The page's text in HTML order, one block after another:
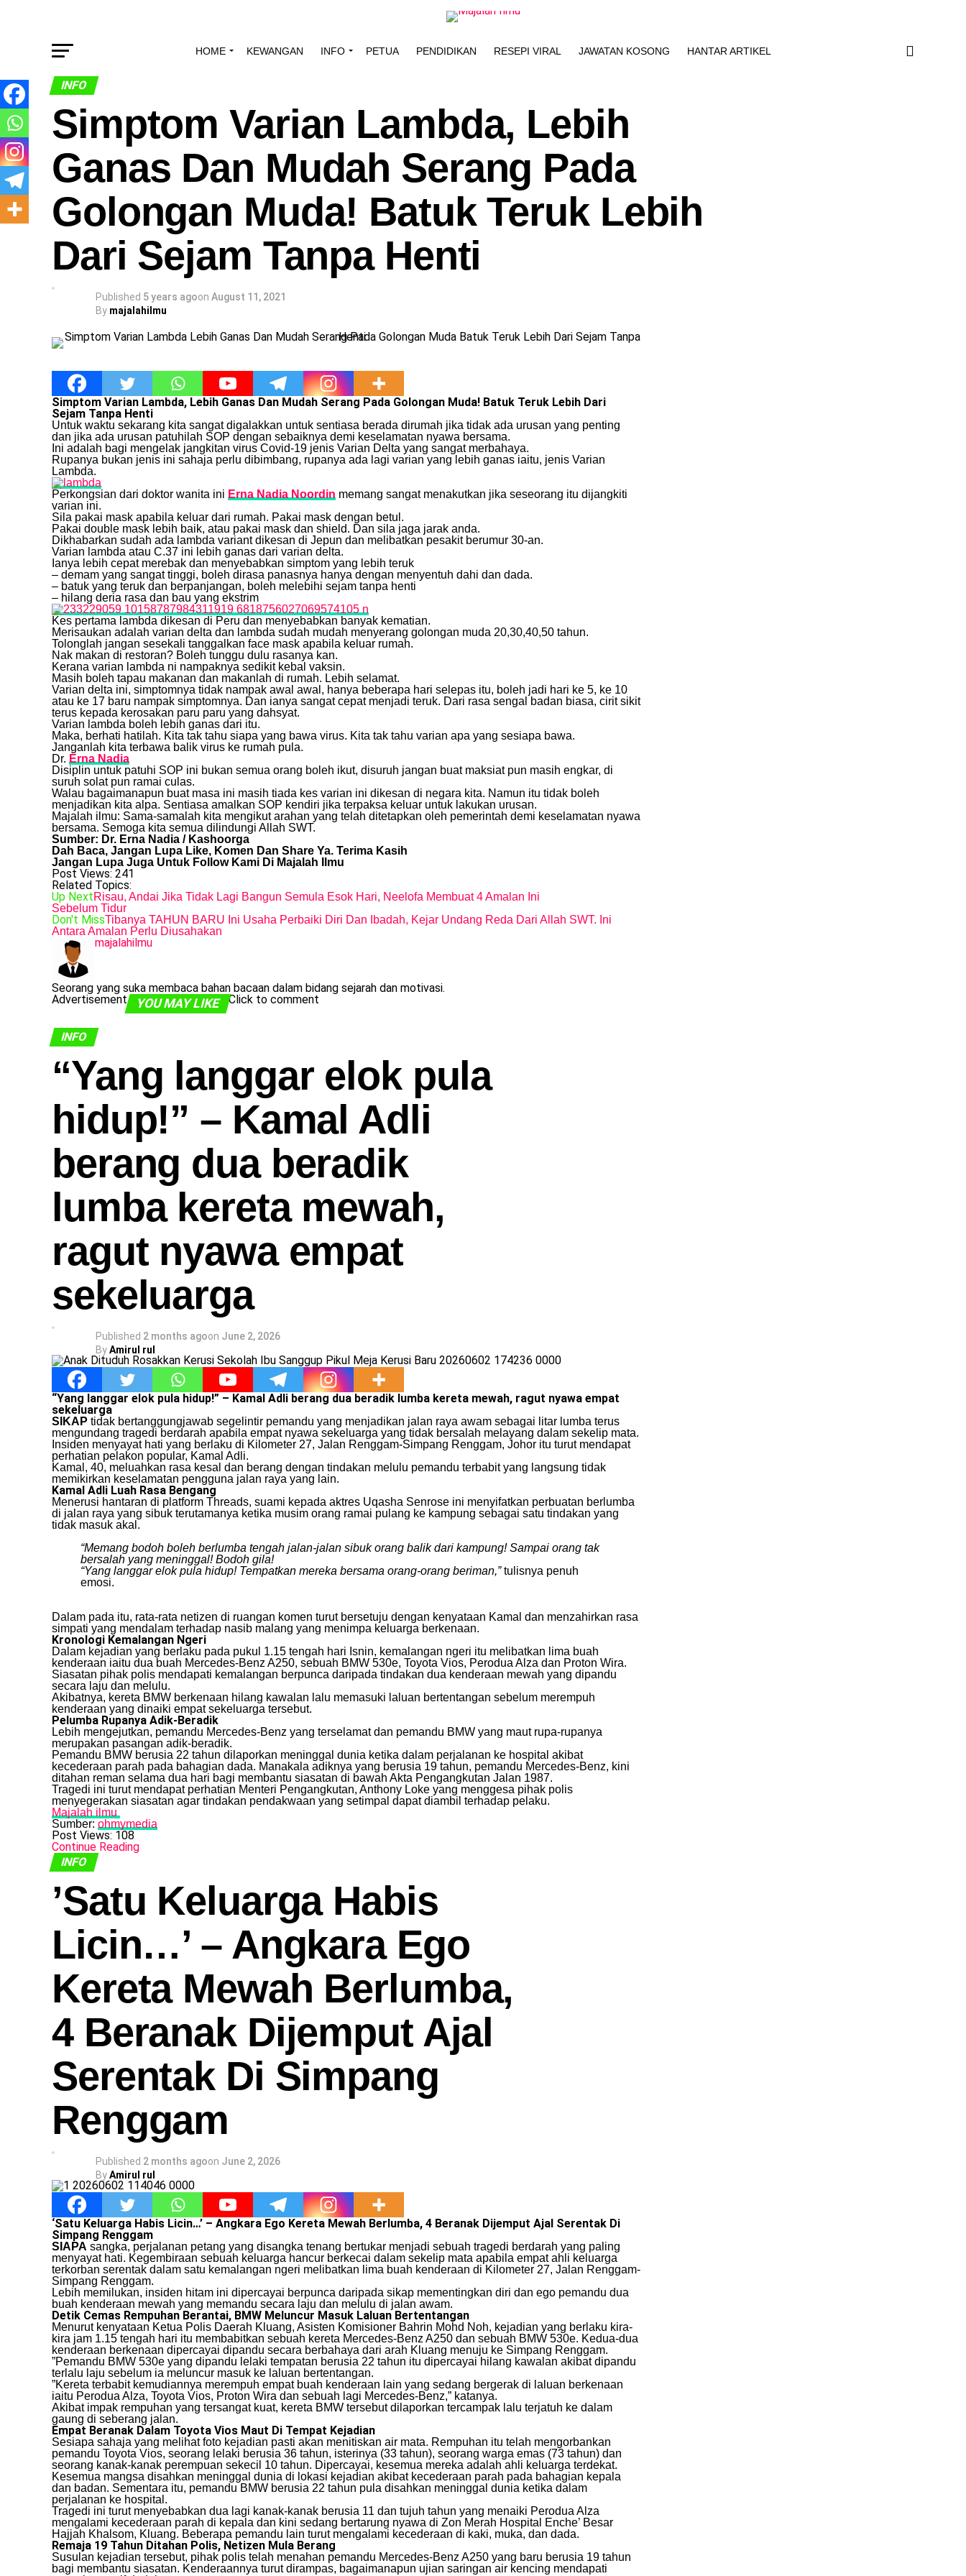
HOME KEWANGAN INFO PETUA PENDIDIKAN RESEPI VIRAL JAWATAN KOSONG HANTAR ARTIKEL
INFO
Simptom Varian Lambda, Lebih
Ganas Dan Mudah Serang Pada
Golongan Muda! Batuk Teruk Lebih
Dari Sejam Tanpa Henti
Published 5 years agoon August 11, 2021
By majalahilmu
Simptom Varian Lambda, Lebih Ganas Dan Mudah Serang Pada Golongan Muda! Batuk Teruk Lebih Dari
Sejam Tanpa Henti
Untuk waktu sekarang kita sangat digalakkan untuk sentiasa berada dirumah jika tidak ada urusan yang penting
dan jika ada urusan patuhilah SOP dengan sebaiknya demi keselamatan nyawa bersama.
Ini adalah bagi mengelak jangkitan virus Covid-19 jenis Varian Delta yang sangat merbahaya.
Rupanya bukan jenis ini sahaja perlu dibimbang, rupanya ada lagi varian yang lebih ganas iaitu, jenis Varian
Lambda.
Perkongsian dari doktor wanita ini Erna Nadia Noordin memang sangat menakutkan jika seseorang itu dijangkiti
varian ini.
Sila pakai mask apabila keluar dari rumah. Pakai mask dengan betul.
Pakai double mask lebih baik, atau pakai mask dan shield. Dan sila jaga jarak anda.
Dikhabarkan sudah ada lambda variant dikesan di Jepun dan melibatkan pesakit berumur 30-an.
Varian lambda atau C.37 ini lebih ganas dari varian delta.
Ianya lebih cepat merebak dan menyebabkan simptom yang lebih teruk
– demam yang sangat tinggi, boleh dirasa panasnya hanya dengan menyentuh dahi dan dada.
– batuk yang teruk dan berpanjangan, boleh melebihi sejam tanpa henti
– hilang deria rasa dan bau yang ekstrim
Kes pertama lambda dikesan di Peru dan menyebabkan banyak kematian.
Merisaukan adalah varian delta dan lambda sudah mudah menyerang golongan muda 20,30,40,50 tahun.
Tolonglah jangan sesekali tanggalkan face mask apabila keluar rumah.
Nak makan di restoran? Boleh tunggu dulu rasanya kan.
Kerana varian lambda ni nampaknya sedikit kebal vaksin.
Masih boleh tapau makanan dan makanlah di rumah. Lebih selamat.
Varian delta ini, simptomnya tidak nampak awal awal, hanya beberapa hari selepas itu, boleh jadi hari ke 5, ke 10
atau ke 17 baru nampak simptomnya. Dan ianya sangat cepat menjadi teruk. Dari rasa sengal badan biasa, cirit sikit
terus kepada kerosakan paru paru yang dahsyat.
Varian lambda boleh lebih ganas dari itu.
Maka, berhati hatilah. Kita tak tahu siapa yang bawa virus. Kita tak tahu varian apa yang sesiapa bawa.
Janganlah kita terbawa balik virus ke rumah pula.
Dr. Erna Nadia
Disiplin untuk patuhi SOP ini bukan semua orang boleh ikut, disuruh jangan buat maksiat pun masih engkar, di
suruh solat pun ramai culas.
Walau bagaimanapun buat masa ini masih tiada kes varian ini dikesan di negara kita. Namun itu tidak boleh
menjadikan kita alpa. Sentiasa amalkan SOP kendiri jika terpaksa keluar untuk lakukan urusan.
Majalah ilmu: Sama-samalah kita mengikut arahan yang telah ditetapkan oleh pemerintah demi keselamatan nyawa
bersama. Semoga kita semua dilindungi Allah SWT.
Sumber: Dr. Erna Nadia / Kashoorga
Dah Baca, Jangan Lupa Like, Komen Dan Share Ya. Terima Kasih
Jangan Lupa Juga Untuk Follow Kami Di Majalah Ilmu
Post Views: 241
Related Topics:
Up NextRisau, Andai Jika Tidak Lagi Bangun Semula Esok Hari, Neelofa Membuat 4 Amalan Ini
Sebelum Tidur
Don't MissTibanya TAHUN BARU Ini Usaha Perbaiki Diri Dan Ibadah, Kejar Undang Reda Dari Allah SWT. Ini
Antara Amalan Perlu Diusahakan
majalahilmu
Seorang yang suka membaca bahan bacaan dalam bidang sejarah dan motivasi.
Advertisement
YOU MAY LIKE Click to comment
INFO
​“Yang langgar elok pula
hidup!” – Kamal Adli
berang dua beradik
lumba kereta mewah,
ragut nyawa empat
sekeluarga
Published 2 months agoon June 2, 2026
ByAmirul rul
“Yang langgar elok pula hidup!” – Kamal Adli berang dua beradik lumba kereta mewah, ragut nyawa empat
sekeluarga
SIKAP tidak bertanggungjawab segelintir pemandu yang menjadikan jalan raya awam sebagai litar lumba terus
mengundang tragedi berdarah apabila empat nyawa sekeluarga yang tidak bersalah melayang dalam sekelip mata.
​Insiden menyayat hati yang berlaku di Kilometer 27, Jalan Renggam-Simpang Renggam, Johor itu turut mendapat
perhatian pelakon popular, Kamal Adli.
​Kamal, 40, meluahkan rasa kesal dan berang dengan tindakan melulu pemandu terbabit yang langsung tidak
memikirkan keselamatan pengguna jalan raya yang lain.
Kamal Adli Luah Rasa Bengang
​Menerusi hantaran di platform Threads, suami kepada aktres Uqasha Senrose ini menyifatkan perbuatan berlumba
di jalan raya yang sibuk terutamanya ketika musim orang ramai pulang ke kampung sebagai satu tindakan yang
tidak masuk akal.
“Memang bodoh boleh berlumba tengah jalan-jalan sibuk orang balik dari kampung! Sampai orang tak
bersalah yang meninggal! Bodoh gila!
“Yang langgar elok pula hidup! Tempatkan mereka bersama orang-orang beriman,”tulisnya penuh
emosi.
​Dalam pada itu, rata-rata netizen di ruangan komen turut bersetuju dengan kenyataan Kamal dan menzahirkan rasa
simpati yang mendalam terhadap nasib malang yang menimpa keluarga berkenaan.
Kronologi Kemalangan Ngeri
​Dalam kejadian yang berlaku pada pukul 1.15 tengah hari Isnin, kemalangan ngeri itu melibatkan lima buah
kenderaan iaitu dua buah Mercedes-Benz A250, sebuah BMW 530e, Toyota Vios, Perodua Alza dan Proton Wira.
​Siasatan pihak polis mendapati kemalangan berpunca daripada tindakan dua kenderaan mewah yang dipandu
secara laju dan melulu.
​Akibatnya, kereta BMW berkenaan hilang kawalan lalu memasuki laluan bertentangan sebelum merempuh
kenderaan yang dinaiki empat sekeluarga tersebut.
Pelumba Rupanya Adik-Beradik
​Lebih mengejutkan, pemandu Mercedes-Benz yang terselamat dan pemandu BMW yang maut rupa-rupanya
merupakan pasangan adik-beradik.
​Pemandu BMW berusia 22 tahun dilaporkan meninggal dunia ketika dalam perjalanan ke hospital akibat
kecederaan parah pada bahagian dada. Manakala adiknya yang berusia 19 tahun, pemandu Mercedes-Benz, kini
ditahan reman selama dua hari bagi membantu siasatan di bawah Akta Pengangkutan Jalan 1987.
​Tragedi ini turut mendapat perhatian Menteri Pengangkutan, Anthony Loke yang menggesa pihak polis
menyegerakan siasatan agar tindakan pendakwaan yang setimpal dapat diambil terhadap pelaku.
Majalah ilmu
Sumber: ohmymedia
Post Views: 108
Continue Reading
INFO
​’Satu Keluarga Habis
Licin…’ – Angkara Ego
Kereta Mewah Berlumba,
4 Beranak Dijemput Ajal
Serentak Di Simpang
Renggam
Published 2 months agoon June 2, 2026
ByAmirul rul
‘Satu Keluarga Habis Licin…’ – Angkara Ego Kereta Mewah Berlumba, 4 Beranak Dijemput Ajal Serentak Di
Simpang Renggam
SIAPA sangka, perjalanan petang yang disangka tenang bertukar menjadi sebuah tragedi berdarah yang paling
menyayat hati. Kegembiraan sebuah keluarga hancur berkecai dalam sekelip mata apabila empat ahli keluarga
terkorban serentak dalam satu kemalangan ngeri melibatkan lima buah kenderaan di Kilometer 27, Jalan Renggam-
Simpang Renggam.
​Lebih memilukan, insiden hitam ini dipercayai berpunca daripada sikap mementingkan diri dan ego pemandu dua
buah kenderaan mewah yang memandu secara laju dan melulu di jalan awam.
Detik Cemas Rempuhan Berantai, BMW Meluncur Masuk Laluan Bertentangan
​Menurut kenyataan Ketua Polis Daerah Kluang, Asisten Komisioner Bahrin Mohd Noh, kejadian yang berlaku kira-
kira jam 1.15 tengah hari itu membabitkan sebuah kereta Mercedes-Benz A250 dan sebuah BMW 530e. Kedua-dua
kenderaan berkenaan dipercayai dipandu secara berbahaya dari arah Kluang menuju ke Simpang Renggam.
​”Pemandu BMW 530e yang dipandu lelaki tempatan berusia 22 tahun itu dipercayai hilang kawalan akibat dipandu
terlalu laju sebelum ia meluncur masuk ke laluan bertentangan.
​”Kereta terbabit kemudiannya merempuh empat buah kenderaan lain yang sedang bergerak di laluan berkenaan
iaitu Perodua Alza, Toyota Vios, Proton Wira dan sebuah lagi Mercedes-Benz,” katanya.
​Akibat impak rempuhan yang tersangat kuat, kereta BMW tersebut dilaporkan tercampak lalu terjatuh ke dalam
gaung di seberang jalan.
Empat Beranak Dalam Toyota Vios Maut Di Tempat Kejadian
​Sesiapa sahaja yang melihat foto kejadian pasti akan menitiskan air mata. Rempuhan itu telah mengorbankan
pemandu Toyota Vios, seorang lelaki berusia 36 tahun, isterinya (33 tahun), seorang warga emas (73 tahun) dan
seorang kanak-kanak perempuan sekecil 10 tahun. Dipercayai, kesemua mereka adalah ahli keluarga terdekat.
​Kesemua mangsa disahkan meninggal dunia di lokasi kejadian akibat kecederaan parah pada bahagian kepala
dan badan. Sementara itu, pemandu BMW berusia 22 tahun pula disahkan meninggal dunia ketika dalam
perjalanan ke hospital.
​Tragedi ini turut menyebabkan dua lagi kanak-kanak berusia 11 dan tujuh tahun yang menaiki Perodua Alza
mengalami kecederaan parah di kepala dan kini sedang bertarung nyawa di Zon Merah Hospital Enche’ Besar
Hajjah Khalsom, Kluang. Beberapa pemandu lain turut mengalami kecederaan di kaki, muka, dan dada.
Remaja 19 Tahun Ditahan Polis, Netizen Mula Berang
​Susulan kejadian tersebut, pihak polis telah menahan pemandu Mercedes-Benz A250 yang baru berusia 19 tahun
bagi membantu siasatan. Kenderaannya turut dirampas, bagaimanapun ujian saringan air kencing mendapati